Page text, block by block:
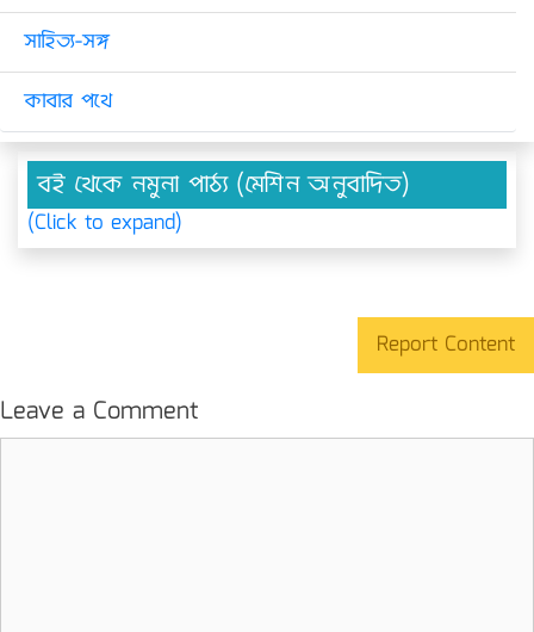
সাহিত্য-সঙ্গ
কাবার পথে
বই থেকে নমুনা পাঠ্য (মেশিন অনুবাদিত)
(Click to expand)
Report Content
Leave a Comment